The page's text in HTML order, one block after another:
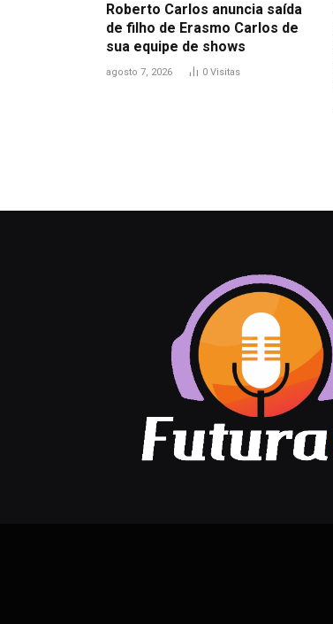
Roberto Carlos anuncia saída
de filho de Erasmo Carlos de
sua equipe de shows
agosto 7, 2026 0 Visitas